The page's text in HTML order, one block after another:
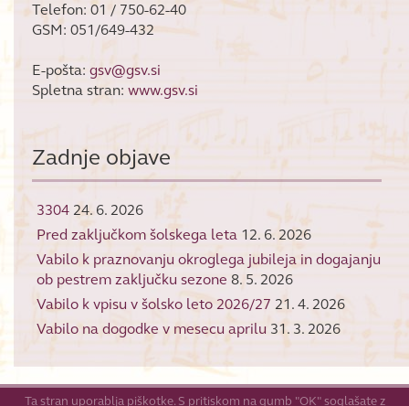
Telefon: 01 / 750-62-40
GSM: 051/649-432
E-pošta: gsv@gsv.si
Spletna stran: www.gsv.si
Zadnje objave
3304 24. 6. 2026
Pred zaključkom šolskega leta 12. 6. 2026
Vabilo k praznovanju okroglega jubileja in dogajanju
ob pestrem zaključku sezone 8. 5. 2026
Vabilo k vpisu v šolsko leto 2026/27 21. 4. 2026
Vabilo na dogodke v mesecu aprilu 31. 3. 2026
Ta stran uporablja piškotke. S pritiskom na gumb "OK" soglašate z